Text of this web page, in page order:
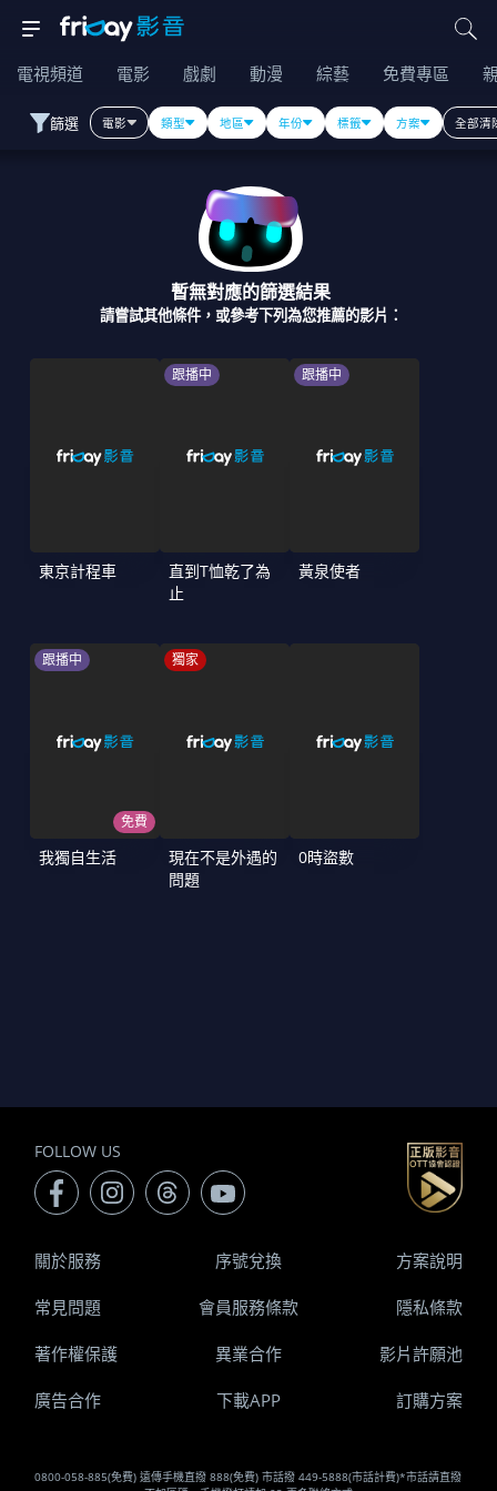
電視頻道 電影 戲劇 動漫 綜藝 免費專區
篩選 電影 類型 地區 年份 標籤 方案 全部清
暫無對應的篩選結果
請嘗試其他條件，或參考下列為您推薦的影片：
東京計程車
跟播中
直到T恤乾了為
止
跟播中
黃泉使者
跟播中
免費
我獨自生活
獨家
現在不是外遇的
問題
0時盜數
FOLLOW US
0800-058-885(免費) 遠傳手機直撥 888(免費) 市話撥 449-5888(市話計費)*市話請直撥
關於服務 序號兌換 方案說明
常見問題 會員服務條款 隱私條款
著作權保護 異業合作 影片許願池
廣告合作 下載APP 訂購方案